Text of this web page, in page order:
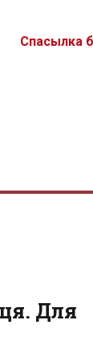
Спасылка
Для